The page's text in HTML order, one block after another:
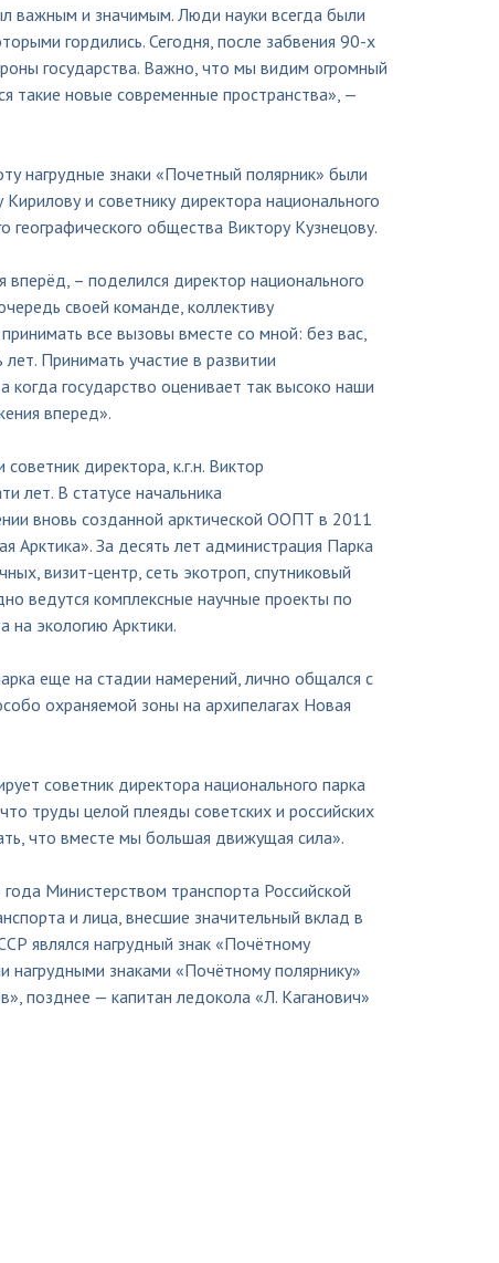
важным и значимым. Люди науки всегда были
гордились. Сегодня, после забвения 90-х
государства. Важно, что мы видим огромный
такие новые современные пространства», —
нагрудные знаки «Почетный полярник» были
и советнику директора национального
географического общества Виктору Кузнецову.
– поделился директор национального
своей команде, коллективу
все вызовы вместе со мной: без вас,
Принимать участие в развитии
государство оценивает так высоко наши
вперед».
директора, к.г.н. Виктор
лет. В статусе начальника
вновь созданной арктической ООПТ в 2011
Арктика». За десять лет администрация Парка
визит-центр, сеть экотроп, спутниковый
ведутся комплексные научные проекты по
на экологию Арктики.
еще на стадии намерений, лично общался с
охраняемой зоны на архипелагах Новая
советник директора национального парка
труды целой плеяды советских и российских
что вместе мы большая движущая сила».
Министерством транспорта Российской
и лица, внесшие значительный вклад в
являлся нагрудный знак «Почётному
знаками «Почётному полярнику»
позднее — капитан ледокола «Л. Каганович»